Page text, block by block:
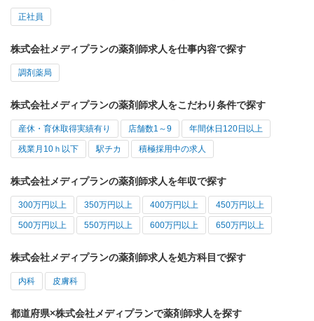
正社員
株式会社メディプランの薬剤師求人を仕事内容で探す
調剤薬局
株式会社メディプランの薬剤師求人をこだわり条件で探す
産休・育休取得実績有り 店舗数1～9 年間休日120日以上
残業月10ｈ以下 駅チカ 積極採用中の求人
株式会社メディプランの薬剤師求人を年収で探す
300万円以上 350万円以上 400万円以上 450万円以上
500万円以上 550万円以上 600万円以上 650万円以上
株式会社メディプランの薬剤師求人を処方科目で探す
内科 皮膚科
都道府県×株式会社メディプランで薬剤師求人を探す